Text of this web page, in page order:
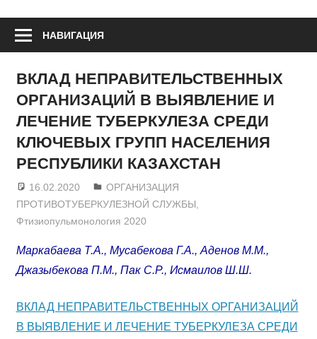
НАВИГАЦИЯ
ВКЛАД НЕПРАВИТЕЛЬСТВЕННЫХ
ОРГАНИЗАЦИЙ В ВЫЯВЛЕНИЕ И
ЛЕЧЕНИЕ ТУБЕРКУЛЕЗА СРЕДИ
КЛЮЧЕВЫХ ГРУПП НАСЕЛЕНИЯ
РЕСПУБЛИКИ КАЗАХСТАН
16.02.2020 admin
ОРГАНИЗАЦИЯ
ПРОТИВОТУБЕРКУЛЕЗНОЙ СЛУЖБЫ,
Фтизиопульмонология 2020
Маркабаева Т.А., Мусабекова Г.А., Аденов М.М.,
Джазыбекова П.М., Пак С.Р., Исмаилов Ш.Ш.
ВКЛАД НЕПРАВИТЕЛЬСТВЕННЫХ ОРГАНИЗАЦИЙ
В ВЫЯВЛЕНИЕ И ЛЕЧЕНИЕ ТУБЕРКУЛЕЗА СРЕДИ